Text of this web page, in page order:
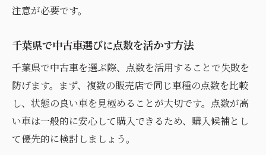
中古車の点数と価格のバランスを検証
中古車点数を活かした比較術の実例
中古車の点数を活用した失敗しない選び方
中古車点数を使った安全な選び方の手順
千葉県で後悔しない中古車購入の秘訣
中古車評価点を見抜く実践的な方法
注意が必要です。
千葉県で中古車選びに点数を活かす方法
千葉県で中古車を選ぶ際、点数を活用することで失敗を
防げます。まず、複数の販売店で同じ車種の点数を比較
し、状態の良い車を見極めることが大切です。点数が高
い車は一般的に安心して購入できるため、購入候補とし
て優先的に検討しましょう。